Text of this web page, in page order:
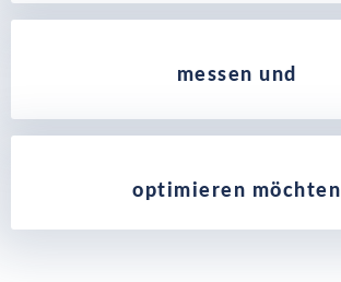
messen und
optimieren möchten